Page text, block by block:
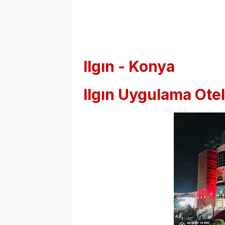
Ilgın - Konya
Ilgın Uygulama